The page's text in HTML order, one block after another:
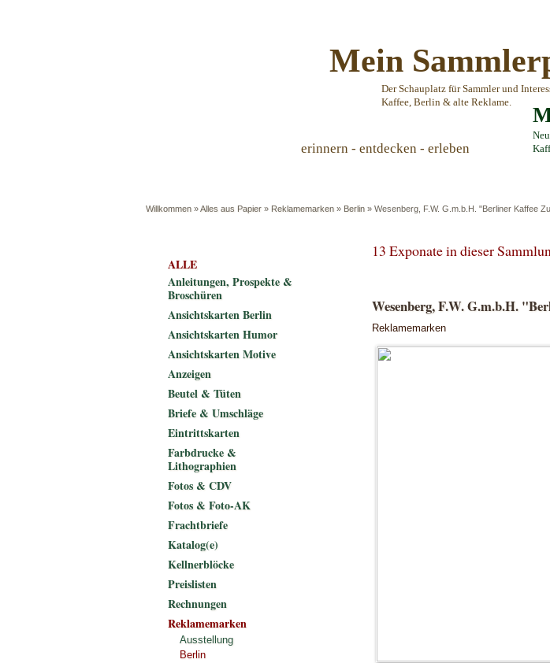
Mein
Der Schauplatz für Sammler und
Kaffee, Berlin & alte Reklame.
erinnern - entdecken - erleben
Willkommen »Alles aus Papier » Reklamemarken » Berlin » Wesenberg, F.W. G.m.b.H. "Berliner Kaffee
13 Exponate in dieser
Wesenberg, F.W. G.m.b.H.
Reklamemarken
ALLE
Anleitungen, Prospekte &
Broschüren
Ansichtskarten Berlin
Ansichtskarten Humor
Ansichtskarten Motive
Anzeigen
Beutel & Tüten
Briefe & Umschläge
Eintrittskarten
Farbdrucke &
Lithographien
Fotos & CDV
Fotos & Foto-AK
Frachtbriefe
Katalog(e)
Kellnerblöcke
Preislisten
Rechnungen
Reklamemarken
Ausstellung
Berlin